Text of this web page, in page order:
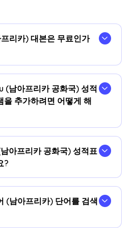
리카) 대본은 무료인가
습니다!
(남아프리카 공화국) 성적
을 추가하려면 어떻게 해
크롬 확장 프로그램크롬
.언어 환경설정을 줄루어 (남
정하면 Google Meet 세션
) 대화 내용을 받을 수 있습니
아프리카 공화국) 성적표
?
화국) 성적표는 다음 위치에
랜스크립션 대시보드,
팝업에서 액세스하거나
(남아프리카) 단어를 검색